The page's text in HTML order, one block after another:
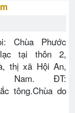
Chùa Phước
tại thôn 2,
thị xã Hội An,
Nam. ĐT:
tông.Chùa do